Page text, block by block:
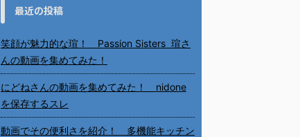
最近の投稿
笑顔が魅力的な瑄！ Passion Sisters 瑄さ
んの動画を集めてみた！
にどねさんの動画を集めてみた！ nidone
を保存するスレ
動画でその便利さを紹介！ 多機能キッチン